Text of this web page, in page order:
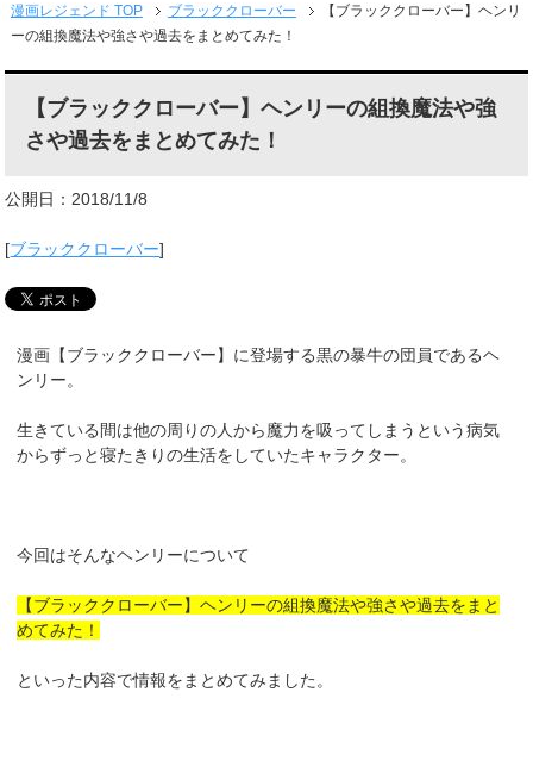
漫画レジェンド TOP ブラッククローバー
【ブラッククローバー】ヘンリ
ーの組換魔法や強さや過去をまとめてみた！
【ブラッククローバー】ヘンリーの組換魔法や強
さや過去をまとめてみた！
公開日：2018/11/8
[ブラッククローバー]
漫画【ブラッククローバー】に登場する黒の暴牛の団員であるヘ
ンリー。
生きている間は他の周りの人から魔力を吸ってしまうという病気
からずっと寝たきりの生活をしていたキャラクター。
今回はそんなヘンリーについて
【ブラッククローバー】ヘンリーの組換魔法や強さや過去をまと
めてみた！
といった内容で情報をまとめてみました。